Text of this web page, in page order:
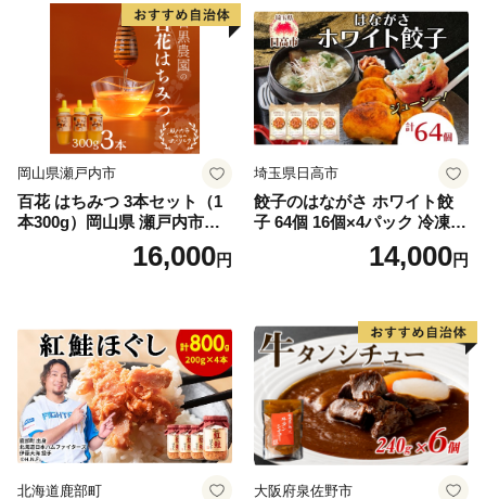
岡山県瀬戸内市
百花 はちみつ 3本セット（1
本300g）岡山県 瀬戸内市産
石黒農園 ヨーグルト パン 砂
糖の代わり 香り高い いい香
16,000円
埼玉県日高市
餃子のはながさ ホワイト餃
子 64個 16個×4パック 冷凍
中華 点心 B級グルメ ご当地
野菜 おつまみ おかず 簡単調
ー ギフト お取り寄せ 日高市
14,000円
北海道鹿部町 大阪府泉佐野市